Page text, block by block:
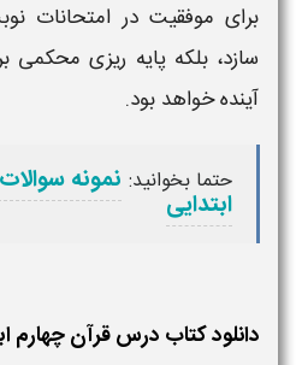
برای موفقیت در امتحانات
سازد، بلکه پایه ریزی محکمی
آینده خواهد بود.
حتما بخوانید: نمونه
ابتدایی
دانلود کتاب درس قرآن چهارم